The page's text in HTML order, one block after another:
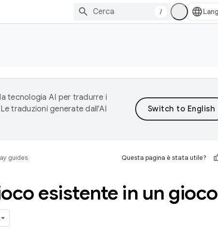
/
tecnologia AI per tradurre i
traduzioni generate dall'AI
guides Questa pagina è stata utile?
esistente in un gioco